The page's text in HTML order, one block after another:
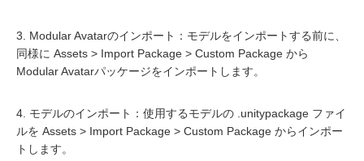
3. Modular Avatarのインポート：モデルをインポートする前に、
同様に Assets > Import Package > Custom Package から
Modular Avatarパッケージをインポートします。
4. モデルのインポート：使用するモデルの .unitypackage ファイ
ルを Assets > Import Package > Custom Package からインポー
トします。